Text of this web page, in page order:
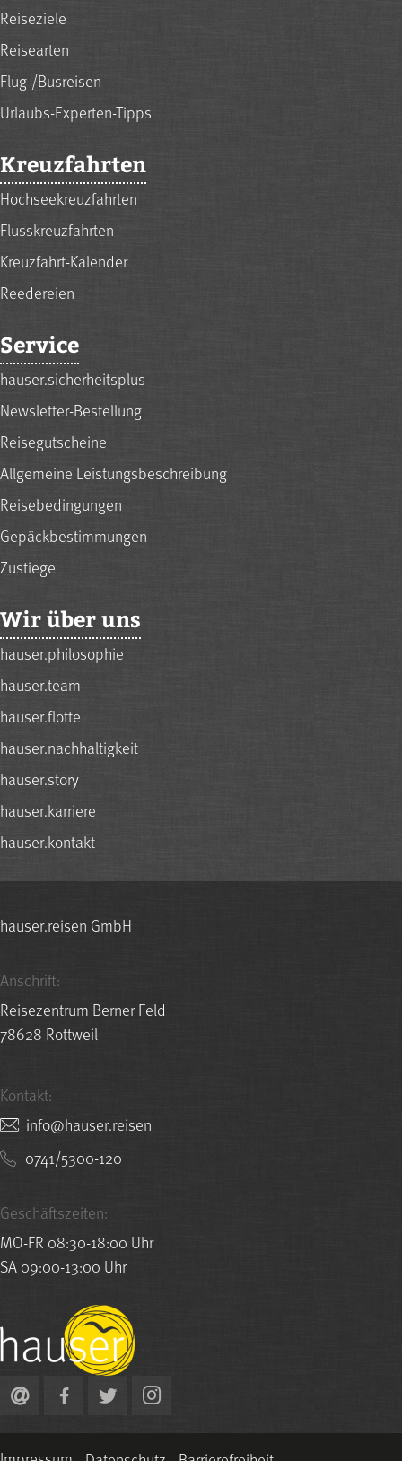
Reiseziele
Reisearten
Flug-/Busreisen
Urlaubs-Experten-Tipps
Kreuzfahrten
Hochseekreuzfahrten
Flusskreuzfahrten
Kreuzfahrt-Kalender
Reedereien
Service
hauser.sicherheitsplus
Newsletter-Bestellung
Reisegutscheine
Allgemeine Leistungsbeschreibung
Reisebedingungen
Gepäckbestimmungen
Zustiege
Wir über uns
hauser.philosophie
hauser.team
hauser.flotte
hauser.nachhaltigkeit
hauser.story
hauser.karriere
hauser.kontakt
hauser.reisen GmbH
Anschrift:
Reisezentrum Berner Feld
78628 Rottweil
Kontakt:
nesier.resuah@ofni
0741/5300-120
Geschäftszeiten:
MO-FR 08:30-18:00 Uhr
SA 09:00-13:00 Uhr